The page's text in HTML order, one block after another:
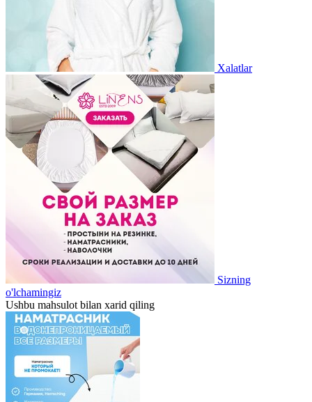
Xalatlar
Sizning
o'lchamingiz
Ushbu mahsulot bilan xarid qiling